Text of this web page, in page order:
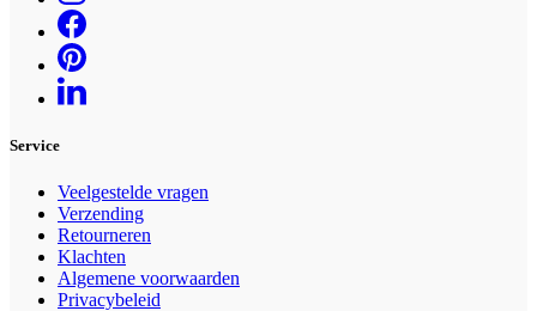
Service
Veelgestelde vragen
Verzending
Retourneren
Klachten
Algemene voorwaarden
Privacybeleid